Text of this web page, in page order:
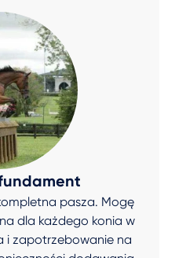
pasza. Mogę
dla każdego konia w
i zapotrzebowanie na